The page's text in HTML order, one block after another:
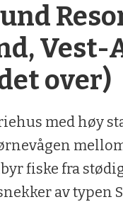
Vest-
over)
med høy
fiske fra
av typen